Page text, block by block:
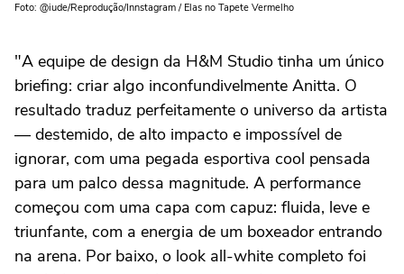
Foto: @iude/Reprodução/Innstagram / Elas no Tapete Vermelho
"A equipe de design da H&M Studio tinha um único
briefing: criar algo inconfundivelmente Anitta. O
resultado traduz perfeitamente o universo da artista
— destemido, de alto impacto e impossível de
ignorar, com uma pegada esportiva cool pensada
para um palco dessa magnitude. A performance
começou com uma capa com capuz: fluida, leve e
triunfante, com a energia de um boxeador entrando
na arena. Por baixo, o look all-white completo foi